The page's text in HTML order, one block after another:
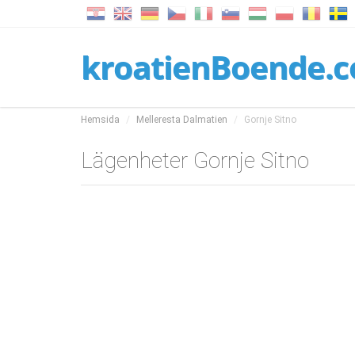
Hemsida Melleresta Dalmatien Gornje Sitno
Lägenheter Gornje Sitno